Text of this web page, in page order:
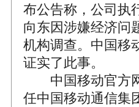
布公告称，公司执
向东因涉嫌经济问
机构调查。中国移
证实了此事。
中国移动官方网
任中国移动通信集